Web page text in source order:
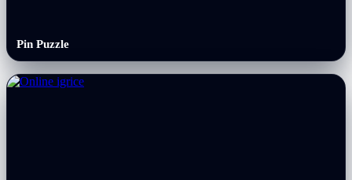
Pin Puzzle